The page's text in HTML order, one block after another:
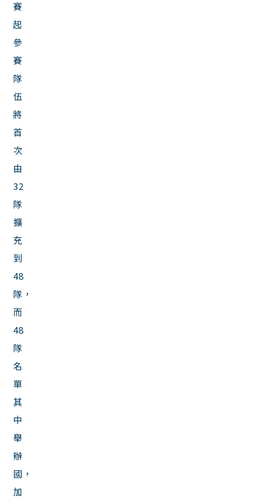
賽
起
參
賽
隊
伍
將
首
次
由
32
隊
擴
充
到
48
隊，
而
48
隊
名
單
其
中
舉
辦
國，
加